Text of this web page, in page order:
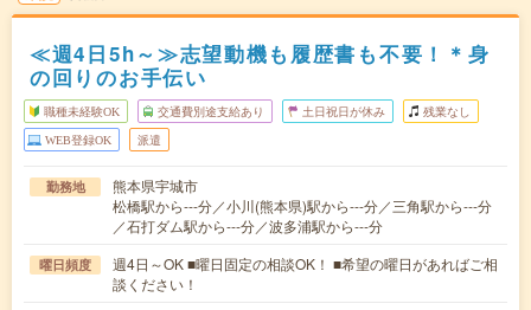
≪週4日5h～≫志望動機も履歴書も不要！＊身
の回りのお手伝い
職種未経験OK 交通費別途支給あり 土日祝日が休み 残業なし
WEB登録OK 派遣
勤務地
熊本県宇城市
松橋駅から---分／小川(熊本県)駅から---分／三角駅から---分
／石打ダム駅から---分／波多浦駅から---分
曜日頻度
週4日～OK ■曜日固定の相談OK！ ■希望の曜日があればご相
談ください！